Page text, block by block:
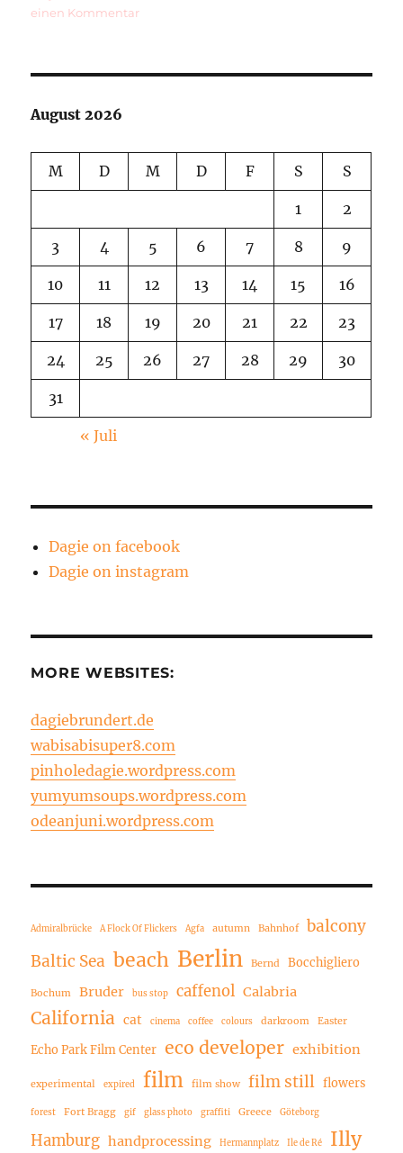
einen Kommentarzu
August 2026
M D M D F S S
1 2
3 4 5 6 7 8 9
10 11 12 13 14 15 16
17 18 19 20 21 22 23
24 25 26 27 28 29 30
31
« Juli
Dagie on facebook
Dagie on instagram
MORE WEBSITES:
dagiebrundert.de
wabisabisuper8.com
pinholedagie.wordpress.com
yumyumsoups.wordpress.com
odeanjuni.wordpress.com
Admiralbrücke A Flock Of Flickers Agfa autumn Bahnhof
balcony
Baltic Sea beach Berlin Bernd Bocchigliero
Bochum Bruder bus stop caffenol Calabria
California cat cinema coffee colours darkroom Easter
Echo Park Film Center eco developer exhibition
experimental expired film film show film still flowers
forest Fort Bragg gif glass photo graffiti Greece Göteborg
Hamburg handprocessing Hermannplatz Ile de Ré Illy